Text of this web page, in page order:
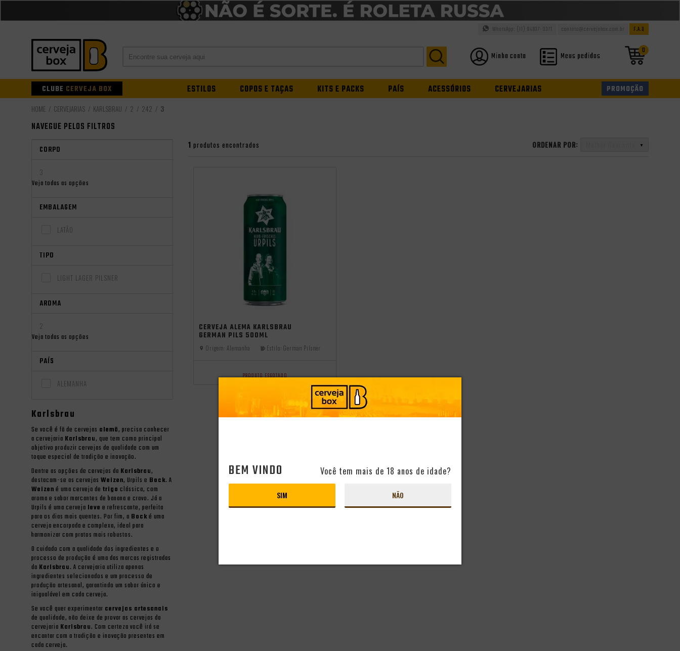
F.A.Q
contato@cervejabox.com.br
WhatsApp: (11) 94937-0371
0
Minha conta Meus pedidos
CLUBE CERVEJA BOX ESTILOS COPOS E TAÇAS KITS E PACKS PAÍS ACESSÓRIOS CERVEJARIAS PROMOÇÃO
CERVEJARIAS KARLSBRAU 2 242 3
NAVEGUE PELOS FILTROS
CORPO
3
Veja todas as opções
EMBALAGEM
LATÃO
TIPO
LIGHT LAGER PILSNER
AROMA
2
Veja todas as opções
PAÍS
ALEMANHA
Karlsbrau
Se você é fã de cervejas alemã, precisa conhecer
a cervejaria Karlsbrau, que tem como principal
objetivo produzir cervejas de qualidade com um
toque especial de tradição e inovação.
Dentre as opções de cervejas da Karlsbrau,
destacam-se as cervejas Weizen, Urpils e Bock. A
Weizen é uma cerveja de trigo clássica, com
aroma e sabor marcantes de banana e cravo. Já a
Urpils é uma cerveja leve e refrescante, perfeita
para os dias mais quentes. Por fim, a Bock é uma
cerveja encorpada e complexa, ideal para
harmonizar com pratos mais robustos.
O cuidado com a qualidade dos ingredientes e o
processo de produção é uma das marcas registradas
da Karlsbrau. A cervejaria utiliza apenas
ingredientes selecionados e um processo de
produção artesanal, garantindo um sabor único e
inigualável em cada cerveja.
Se você quer experimentar cervejas artesanais
de qualidade, não deixe de provar as cervejas da
cervejaria Karlsbrau. Com certeza você irá se
encantar com a tradição e inovação presentes em
cada cerveja.
1 produtos encontrados ORDENAR POR:
CERVEJA ALEMÃ KARLSBRÄU
GERMAN PILS 500ML
Origem: Alemanha Estilo: German Pilsner
PRODUTO ESGOTADO
BEM VINDO Você tem mais de 18 anos de idade?
SIM NÃO